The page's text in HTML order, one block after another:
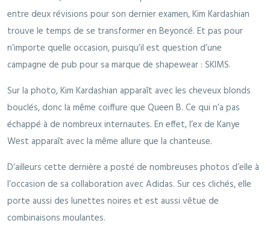
entre deux révisions pour son dernier examen, Kim Kardashian
trouve le temps de se transformer en Beyoncé. Et pas pour
n’importe quelle occasion, puisqu’il est question d’une
campagne de pub pour sa marque de shapewear : SKIMS.
Sur la photo, Kim Kardashian apparaît avec les cheveux blonds
bouclés, donc la même coiffure que Queen B. Ce qui n’a pas
échappé à de nombreux internautes. En effet, l’ex de Kanye
West apparaît avec la même allure que la chanteuse.
D’ailleurs cette dernière a posté de nombreuses photos d’elle à
l’occasion de sa collaboration avec Adidas. Sur ces clichés, elle
porte aussi des lunettes noires et est aussi vêtue de
combinaisons moulantes.